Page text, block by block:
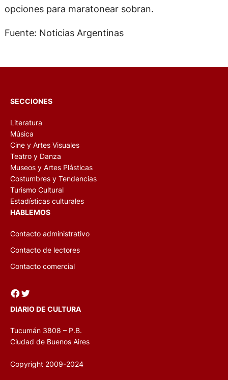
opciones para maratonear sobran.
Fuente: Noticias Argentinas
SECCIONES
Literatura
Música
Cine y Artes Visuales
Teatro y Danza
Museos y Artes Plásticas
Costumbres y Tendencias
Turismo Cultural
Estadísticas culturales
HABLEMOS
Contacto administrativo
Contacto de lectores
Contacto comercial
Facebook Twitter
DIARIO DE CULTURA
Tucumán 3808 – P.B.
Ciudad de Buenos Aires
Copyright 2009-2024